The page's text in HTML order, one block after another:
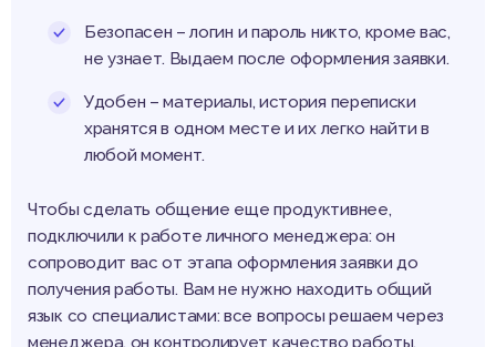
Безопасен – логин и пароль никто, кроме вас,
не узнает. Выдаем после оформления заявки.
Удобен – материалы, история переписки
хранятся в одном месте и их легко найти в
любой момент.
Чтобы сделать общение еще продуктивнее,
подключили к работе личного менеджера: он
сопроводит вас от этапа оформления заявки до
получения работы. Вам не нужно находить общий
язык со специалистами: все вопросы решаем через